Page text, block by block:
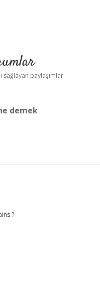
sağlayan paylaşımlar.
demek
?